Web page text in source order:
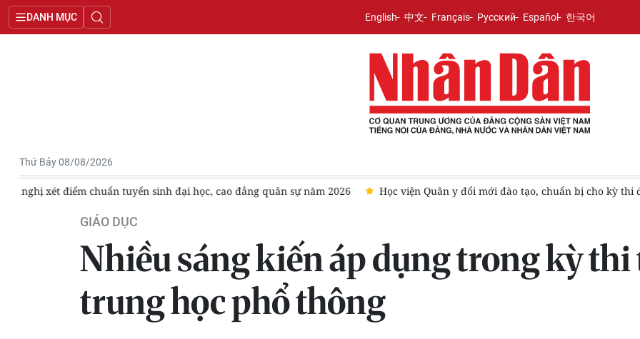
DANH MỤC English 中文 Français Русский Español 한국어
Thứ Bảy 08/08/2026
Học viện Quân y đổi mới đào tạo, chuẩn bị cho kỳ thi đánh giá năng lực hành nghề khám, chữa bệnh từ năm 2027 Đại
GIÁO DỤC
Nhiều sáng kiến áp dụng trong kỳ
trung học phổ thông